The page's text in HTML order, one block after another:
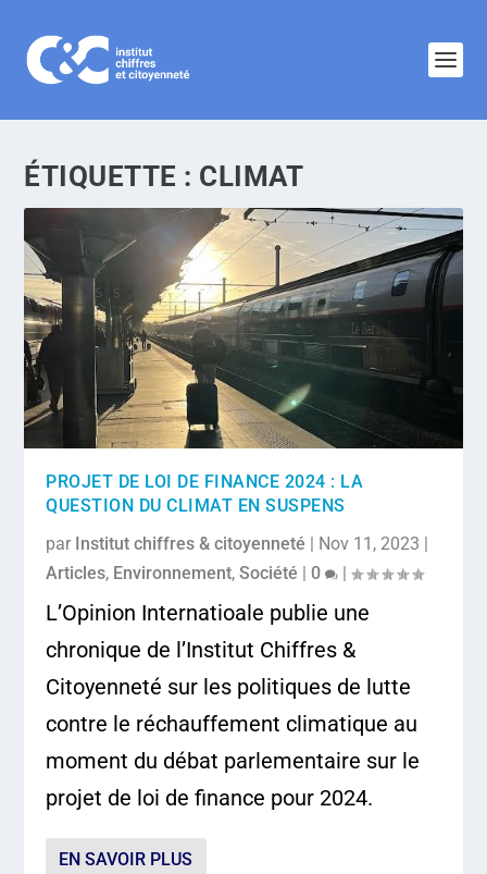
ÉTIQUETTE : CLIMAT
PROJET DE LOI DE FINANCE 2024 : LA
QUESTION DU CLIMAT EN SUSPENS
par Institut chiffres & citoyenneté | Nov 11, 2023 |
Articles, Environnement,Société |0 |
L’Opinion Internatioale publie une
chronique de l’Institut Chiffres &
Citoyenneté sur les politiques de lutte
contre le réchauffement climatique au
moment du débat parlementaire sur le
projet de loi de finance pour 2024.
EN SAVOIR PLUS